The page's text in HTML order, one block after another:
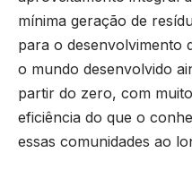
mínima geração de
para o desenvolvimento
o mundo desenvolvido
partir do zero, com
eficiência do que o
essas comunidades ao